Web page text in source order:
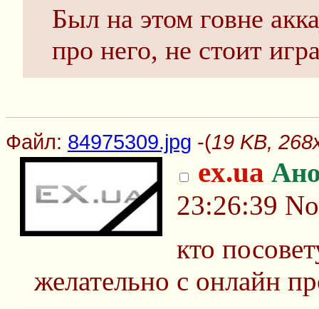
Был на этом говне
про него, не стоит
Файл: 84975309.jpg -(19 KB,
ex.ua
23:26:39
кто
желательно с онлайн